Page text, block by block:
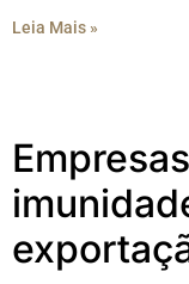
Leia Mais »